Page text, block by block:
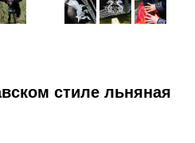
стиле льняная